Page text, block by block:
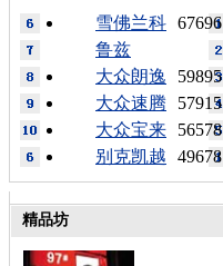
67696
雪佛兰科
鲁兹
59895
大众朗逸
57915
大众速腾
56578
大众宝来
49678
别克凯越
精品坊